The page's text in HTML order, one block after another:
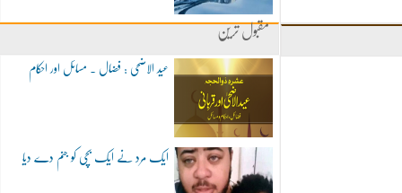
مقبول ترین
عید الاضحی : فضال ۔ مسائل اور احکام
ایک مرد نے ایک بچی کو جنم دے دیا